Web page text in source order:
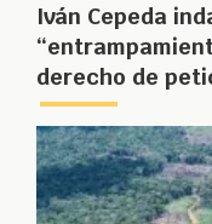
Iván Cepeda
derecho de